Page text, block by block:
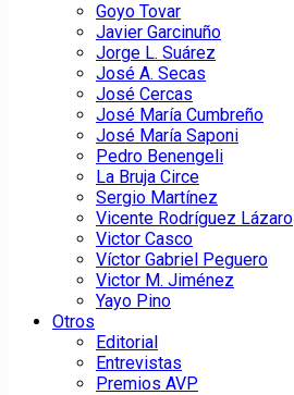
Goyo Tovar
Javier Garcinuño
Jorge L. Suárez
José A. Secas
José Cercas
José María Cumbreño
José María Saponi
Pedro Benengeli
La Bruja Circe
Sergio Martínez
Vicente Rodríguez Lázaro
Victor Casco
Víctor Gabriel Peguero
Victor M. Jiménez
Yayo Pino
Otros
Editorial
Entrevistas
Premios AVP